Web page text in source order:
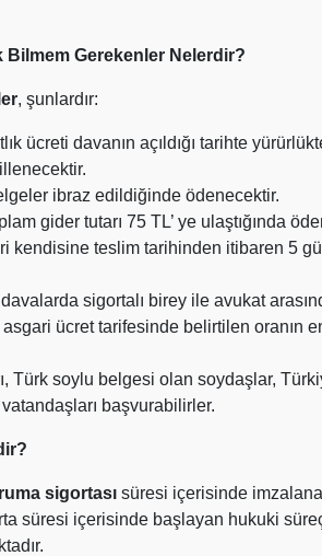
Bilmem Gerekenler Nelerdir?
, şunlardır:
ücreti davanın açıldığı tarihte
ibraz edildiğinde ödenecektir.
gider tutarı 75 TL’ ye ulaştığında
kendisine teslim tarihinden itibaren 5
sigortalı birey ile avukat
ücret tarifesinde belirtilen oranın
Türk soylu belgesi olan soydaşlar,
başvurabilirler.
sigortası süresi içerisinde
süresi içerisinde başlayan hukuki